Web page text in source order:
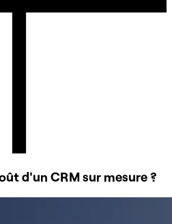
d'un CRM sur mesure ?